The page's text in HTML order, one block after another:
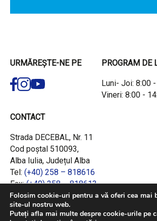
URMĂREȘTE-NE PE PROGRAM DE
Luni- Joi: 8:00
Vineri: 8:00 -
CONTACT
Strada DECEBAL, Nr. 11
Cod poștal 510093,
Alba Iulia, Județul Alba
Tel: (+40) 258 – 818616
Fax:(+40) 258 – 818613
Email:office@adrcentru.ro
LINK-URI RAPIDE
Folosim cookie-uri pentru a vă oferi cea mai
site-ul nostru web.
Puteți afla mai multe despre cookie-urile pe